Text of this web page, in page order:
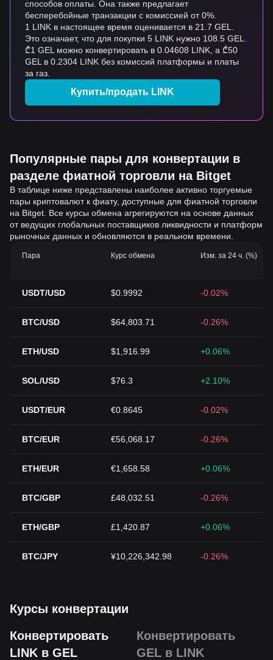
способов оплаты. Она также предлагает
бесперебойные транзакции с комиссией от 0%.
1 LINK в настоящее время оценивается в 21.7 GEL.
Это означает, что для покупки 5 LINK нужно 108.5 GEL.
₾1 GEL можно конвертировать в 0.04608 LINK, а ₾50
GEL в 0.2304 LINK без комиссий платформы и платы
за газ.
Купить/продать LINK
Популярные пары для конвертации в
разделе фиатной торговли на Bitget
В таблице ниже представлены наиболее активно торгуемые
пары криптовалют к фиату, доступные для фиатной торговли
на Bitget. Все курсы обмена агрегируются на основе данных
от ведущих глобальных поставщиков ликвидности и платформ
рыночных данных и обновляются в реальном времени.
Пара Курс обмена Изм. за 24 ч. (%)
USDT/USD $0.9992 -0.02%
BTC/USD $64,803.71 -0.26%
ETH/USD $1,916.99 +0.06%
SOL/USD $76.3 +2.10%
USDT/EUR €0.8645 -0.02%
BTC/EUR €56,068.17 -0.26%
ETH/EUR €1,658.58 +0.06%
BTC/GBP £48,032.51 -0.26%
ETH/GBP £1,420.87 +0.06%
BTC/JPY ¥10,226,342.98 -0.26%
Курсы конвертации
Конвертировать
LINK в GEL
Конвертировать
GEL в LINK